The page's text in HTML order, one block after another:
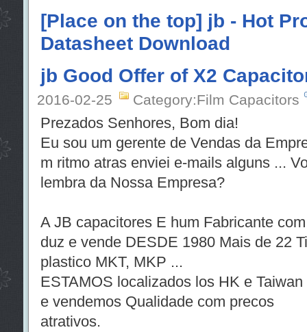
[Place on the top] jb - Hot
Datasheet Download
jb Good Offer of X2
2016-02-25 Category:Film Capacitors
Prezados Senhores, Bom dia!
Eu sou um gerente de Vendas da
m ritmo atras enviei e-mails alguns ...
lembra da Nossa Empresa?
A JB capacitores E hum Fabricante
duz e vende DESDE 1980 Mais de 22
plastico MKT, MKP ...
ESTAMOS localizados los HK e
e vendemos Qualidade com precos
atrativos.